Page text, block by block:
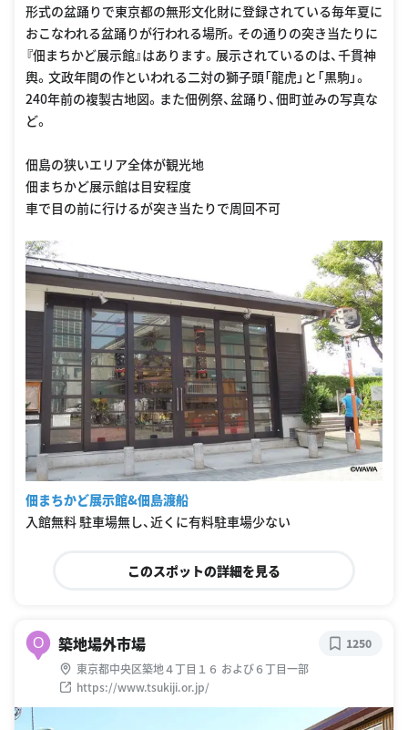
形式の盆踊りで東京都の無形文化財に登録されている毎年夏に
おこなわれる盆踊りが行われる場所。その通りの突き当たりに
『佃まちかど展示館』はあります。展示されているのは、千貫神
輿。文政年間の作といわれる二対の獅子頭「龍虎」と「黒駒」。
240年前の複製古地図。また佃例祭、盆踊り、佃町並みの写真な
ど。
佃島の狭いエリア全体が観光地
佃まちかど展示館は目安程度
車で目の前に行けるが突き当たりで周回不可
佃まちかど展示館&佃島渡船
入館無料 駐車場無し、近くに有料駐車場少ない
このスポットの詳細を見る
O 築地場外市場
東京都中央区築地４丁目１６ および６丁目一部
https://www.tsukiji.or.jp/
1250